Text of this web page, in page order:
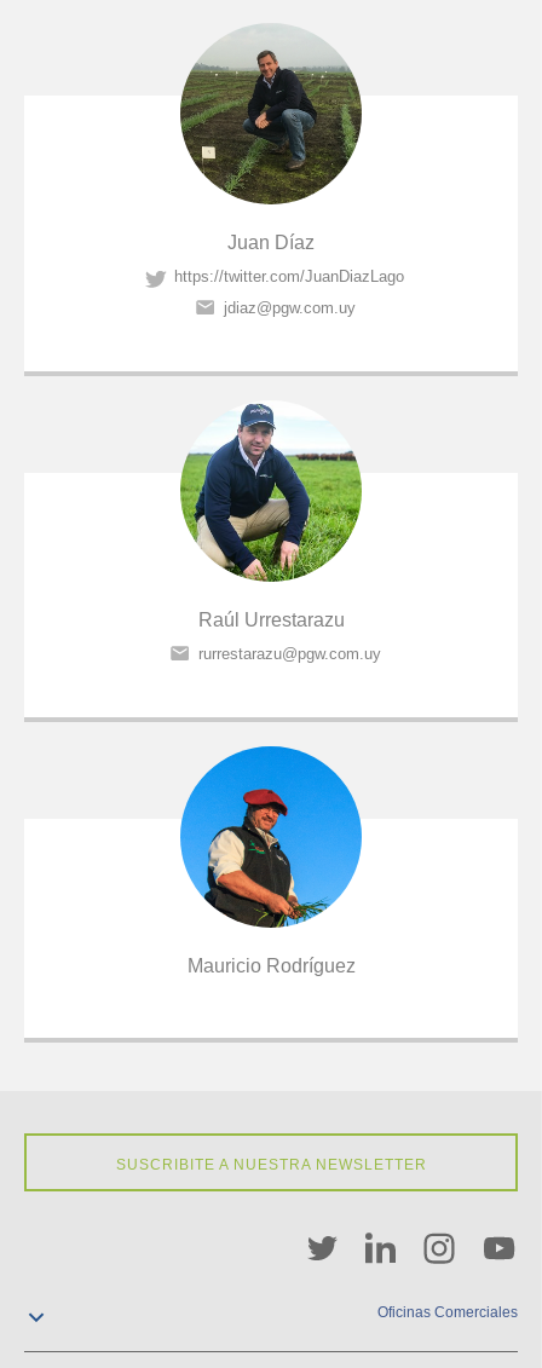
Juan Díaz
https://twitter.com/JuanDiazLago
jdiaz@pgw.com.uy
Raúl Urrestarazu
rurrestarazu@pgw.com.uy
Mauricio Rodríguez
SUSCRIBITE A NUESTRA NEWSLETTER
Oficinas Comerciales